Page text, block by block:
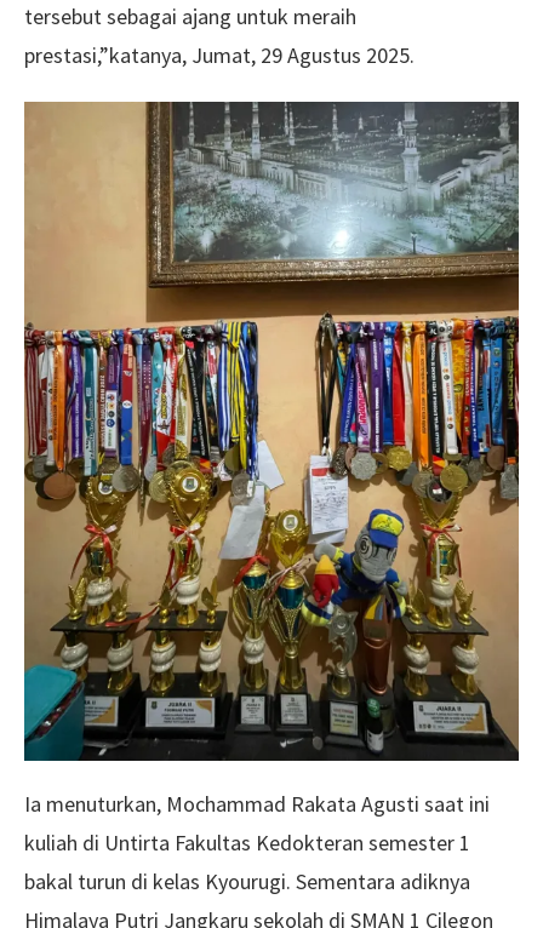
tersebut sebagai ajang untuk meraih
prestasi,”katanya, Jumat, 29 Agustus 2025.
Ia menuturkan, Mochammad Rakata Agusti saat ini
kuliah di Untirta Fakultas Kedokteran semester 1
bakal turun di kelas Kyourugi. Sementara adiknya
Himalaya Putri Jangkaru sekolah di SMAN 1 Cilegon